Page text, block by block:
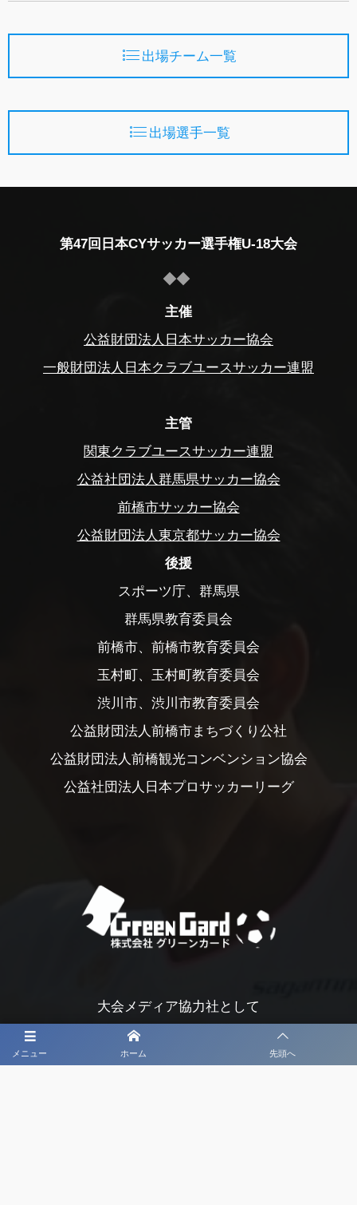
出場チーム一覧
出場選手一覧
メニュー ホーム 先頭へ
第47回日本CYサッカー選手権U-18大会
主催
公益財団法人日本サッカー協会
一般財団法人日本クラブユースサッカー連盟
主管
関東クラブユースサッカー連盟
公益社団法人群馬県サッカー協会
前橋市サッカー協会
公益財団法人東京都サッカー協会
後援
スポーツ庁、群馬県
群馬県教育委員会
前橋市、前橋市教育委員会
玉村町、玉村町教育委員会
渋川市、渋川市教育委員会
公益財団法人前橋市まちづくり公社
公益財団法人前橋観光コンベンション協会
公益社団法人日本プロサッカーリーグ
大会メディア協力社として
大会価値向上を目指し
大会を盛り上げます